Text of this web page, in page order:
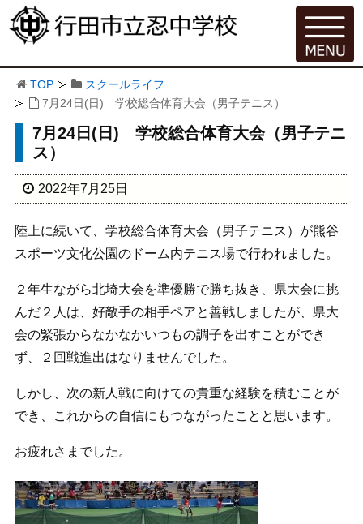
TOP
スクールライフ
7月24日(日) 学校総合体育大会（男子テニス）
7月24日(日) 学校総合体育大会（男子テニ
ス）
2022年7月25日
陸上に続いて、学校総合体育大会（男子テニス）が熊谷
スポーツ文化公園のドーム内テニス場で行われました。
２年生ながら北埼大会を準優勝で勝ち抜き、県大会に挑
んだ２人は、好敵手の相手ペアと善戦しましたが、県大
会の緊張からなかなかいつもの調子を出すことができ
ず、２回戦進出はなりませんでした。
しかし、次の新人戦に向けての貴重な経験を積むことが
でき、これからの自信にもつながったことと思います。
お疲れさまでした。